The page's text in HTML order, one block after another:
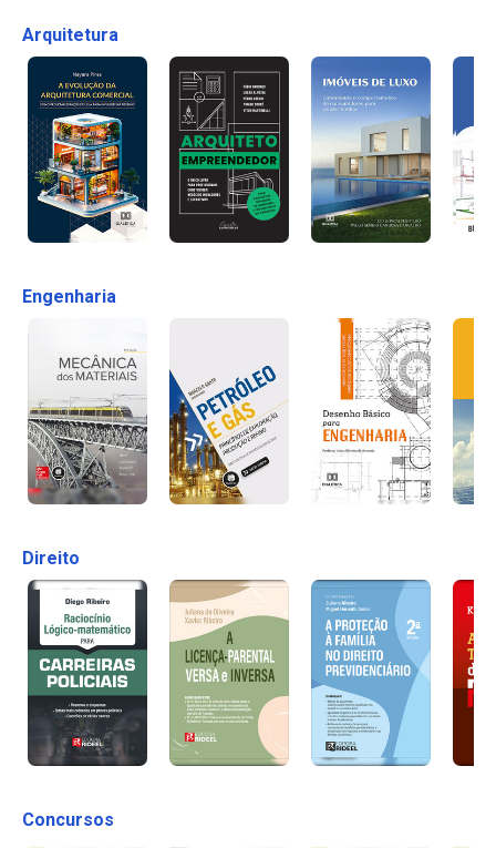
Arquitetura
Engenharia
Direito
Concursos